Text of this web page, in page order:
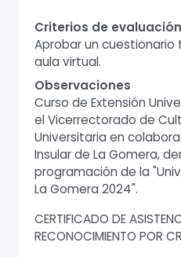
Criterios de evaluación
Aprobar un
aula virtual.
Observaciones
Curso de Extensión
el Vicerrectorado de
Universitaria en
Insular de La Gomera,
programación de la
La Gomera 2024".
CERTIFICADO DE
RECONOCIMIENTO POR